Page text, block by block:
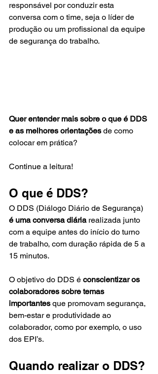
responsável por conduzir esta
conversa com o time, seja o líder de
produção ou um profissional da equipe
de segurança do trabalho.
Quer entender mais sobre o que é DDS
e as melhores orientações de como
colocar em prática?
Continue a leitura!
O que é DDS?
O DDS (Diálogo Diário de Segurança)
é uma conversa diária realizada junto
com a equipe antes do início do turno
de trabalho, com duração rápida de 5 a
15 minutos.
O objetivo do DDS é conscientizar os
colaboradores sobre temas
importantes que promovam segurança,
bem-estar e produtividade ao
colaborador, como por exemplo, o uso
dos EPI’s.
Quando realizar o DDS?